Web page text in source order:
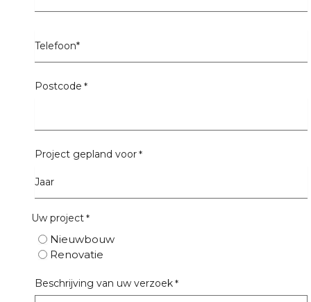
*
Postcode *
Project gepland voor *
Uw project *
Nieuwbouw
Renovatie
Beschrijving van uw verzoek *